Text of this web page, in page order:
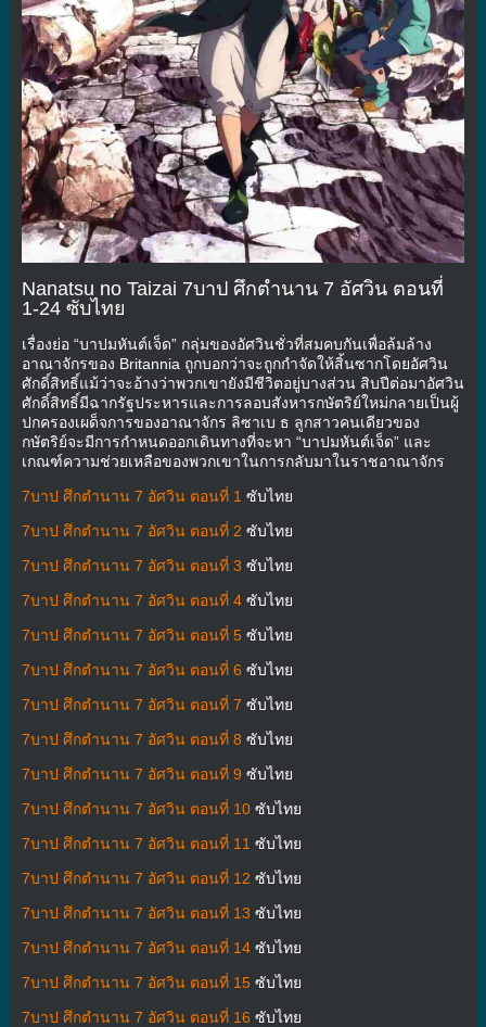
Nanatsu no Taizai 7บาป ศึกตำนาน 7 อัศวิน ตอนที่
1-24 ซับไทย
เรื่องย่อ “บาปมหันต์เจ็ด” กลุ่มของอัศวินชั่วที่สมคบกันเพื่อล้มล้าง
อาณาจักรของ Britannia ถูกบอกว่าจะถูกกำจัดให้สิ้นซากโดยอัศวิน
ศักดิ์สิทธิ์แม้ว่าจะอ้างว่าพวกเขายังมีชีวิตอยู่บางส่วน สิบปีต่อมาอัศวิน
ศักดิ์สิทธิ์มีฉากรัฐประหารและการลอบสังหารกษัตริย์ใหม่กลายเป็นผู้
ปกครองเผด็จการของอาณาจักร ลิซาเบ ธ ลูกสาวคนเดียวของ
กษัตริย์จะมีการกำหนดออกเดินทางที่จะหา “บาปมหันต์เจ็ด” และ
เกณฑ์ความช่วยเหลือของพวกเขาในการกลับมาในราชอาณาจักร
7บาป ศึกตำนาน 7 อัศวิน ตอนที่ 1 ซับไทย
7บาป ศึกตำนาน 7 อัศวิน ตอนที่ 2 ซับไทย
7บาป ศึกตำนาน 7 อัศวิน ตอนที่ 3 ซับไทย
7บาป ศึกตำนาน 7 อัศวิน ตอนที่ 4ซับไทย
7บาป ศึกตำนาน 7 อัศวิน ตอนที่ 5ซับไทย
7บาป ศึกตำนาน 7 อัศวิน ตอนที่ 6 ซับไทย
7บาป ศึกตำนาน 7 อัศวิน ตอนที่ 7 ซับไทย
7บาป ศึกตำนาน 7 อัศวิน ตอนที่ 8 ซับไทย
7บาป ศึกตำนาน 7 อัศวิน ตอนที่ 9 ซับไทย
7บาป ศึกตำนาน 7 อัศวิน ตอนที่ 10ซับไทย
7บาป ศึกตำนาน 7 อัศวิน ตอนที่ 11 ซับไทย
7บาป ศึกตำนาน 7 อัศวิน ตอนที่ 12 ซับไทย
7บาป ศึกตำนาน 7 อัศวิน ตอนที่ 13 ซับไทย
7บาป ศึกตำนาน 7 อัศวิน ตอนที่ 14ซับไทย
7บาป ศึกตำนาน 7 อัศวิน ตอนที่ 15ซับไทย
7บาป ศึกตำนาน 7 อัศวิน ตอนที่ 16 ซับไทย